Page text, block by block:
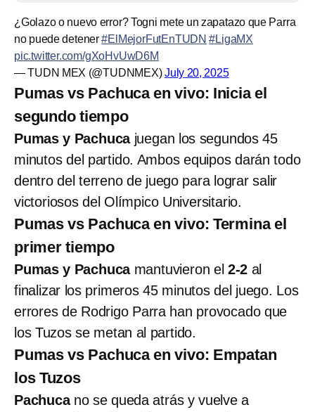
¿Golazo o nuevo error? Togni mete un zapatazo que Parra
no puede detener#ElMejorFutEnTUDN #LigaMX
pic.twitter.com/gXoHvUwD6M
— TUDN MEX (@TUDNMEX)July 20, 2025
Pumas vs Pachuca en vivo: Inicia el
segundo tiempo
Pumas y Pachucajuegan los segundos 45
minutos del partido. Ambos equipos darán todo
dentro del terreno de juego para lograr salir
victoriosos del Olímpico Universitario.
Pumas vs Pachuca en vivo: Termina el
primer tiempo
Pumas y Pachucamantuvieron el 2-2 al
finalizar los primeros 45 minutos del juego. Los
errores de Rodrigo Parra han provocado que
los Tuzos se metan al partido.
Pumas vs Pachuca en vivo: Empatan
los Tuzos
Pachucano se queda atrás y vuelve a